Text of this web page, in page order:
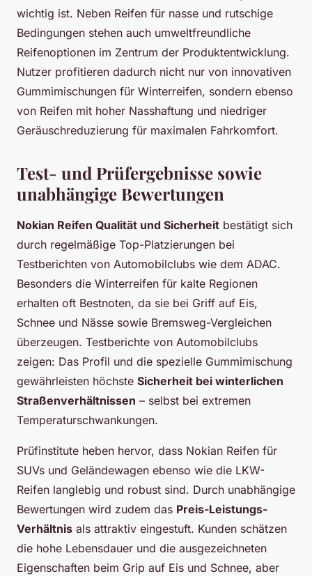
wichtig ist. Neben Reifen für nasse und rutschige
Bedingungen stehen auch umweltfreundliche
Reifenoptionen im Zentrum der Produktentwicklung.
Nutzer profitieren dadurch nicht nur von innovativen
Gummimischungen für Winterreifen, sondern ebenso
von Reifen mit hoher Nasshaftung und niedriger
Geräuschreduzierung für maximalen Fahrkomfort.
Test- und Prüfergebnisse sowie
unabhängige Bewertungen
Nokian Reifen Qualität und Sicherheit bestätigt sich
durch regelmäßige Top-Platzierungen bei
Testberichten von Automobilclubs wie dem ADAC.
Besonders die Winterreifen für kalte Regionen
erhalten oft Bestnoten, da sie bei Griff auf Eis,
Schnee und Nässe sowie Bremsweg-Vergleichen
überzeugen. Testberichte von Automobilclubs
zeigen: Das Profil und die spezielle Gummimischung
gewährleisten höchste Sicherheit bei winterlichen
Straßenverhältnissen – selbst bei extremen
Temperaturschwankungen.
Prüfinstitute heben hervor, dass Nokian Reifen für
SUVs und Geländewagen ebenso wie die LKW-
Reifen langlebig und robust sind. Durch unabhängige
Bewertungen wird zudem das Preis-Leistungs-
Verhältnis als attraktiv eingestuft. Kunden schätzen
die hohe Lebensdauer und die ausgezeichneten
Eigenschaften beim Grip auf Eis und Schnee, aber